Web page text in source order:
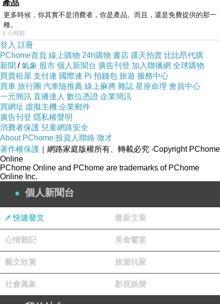
產品
更多時候，你其實不是消費者，你是產品。而且，還是免費提供的那一
種。
6 小時前
登入 註冊
PChome首頁 線上購物 24h購物 書店 露天拍賣 比比昂代購
新聞 /氣象 股市 個人新聞台 廣告刊登 加入聯播網 全球購物
買賣租屋 支付連 國際連 Pi 拍錢包 旅遊 服務中心
買車 旅行團 汽車險推薦 線上麻將 雜誌 星座命理 會員中心
一元簡訊 直播達人 數位憑證 企業簡訊
買網址 虛擬主機 企業郵件
廣告刊登 隱私權聲明
消費者保護 兒童網路安全
About PChome 投資人聯絡 徵才
著作權保護 ｜網路家庭版權所有、轉載必究 ‧Copyright PChome
Online
PChome Online and PChome are trademarks of PChome
Online Inc.
個人新聞台
快速發文 最新文章
心情雜記 美食饗宴
藝文欣賞 旅遊玩家
社會萬象 影視娛樂